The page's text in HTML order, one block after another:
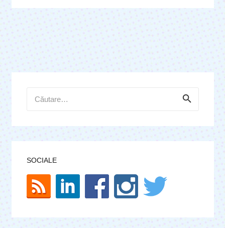
după:
SOCIALE